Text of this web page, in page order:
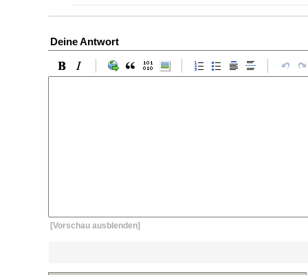
Deine Antwort
[Vorschau ausblenden]